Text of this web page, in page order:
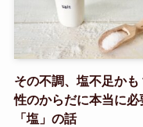
その不調、塩不足かも
性のからだに本当に必
「塩」の話